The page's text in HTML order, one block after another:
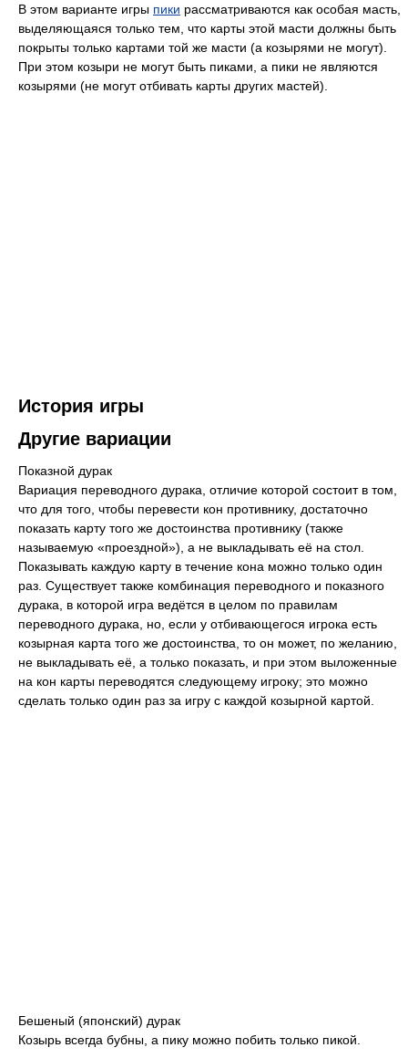
В этом варианте игры пики рассматриваются как особая масть,
выделяющаяся только тем, что карты этой масти должны быть
покрыты только картами той же масти (а козырями не могут).
При этом козыри не могут быть пиками, а пики не являются
козырями (не могут отбивать карты других мастей).
История игры
Другие вариации
Показной дурак
Вариация переводного дурака, отличие которой состоит в том,
что для того, чтобы перевести кон противнику, достаточно
показать карту того же достоинства противнику (также
называемую «проездной»), а не выкладывать её на стол.
Показывать каждую карту в течение кона можно только один
раз. Существует также комбинация переводного и показного
дурака, в которой игра ведётся в целом по правилам
переводного дурака, но, если у отбивающегося игрока есть
козырная карта того же достоинства, то он может, по желанию,
не выкладывать её, а только показать, и при этом выложенные
на кон карты переводятся следующему игроку; это можно
сделать только один раз за игру с каждой козырной картой.
Бешеный (японский) дурак
Козырь всегда бубны, а пику можно побить только пикой.